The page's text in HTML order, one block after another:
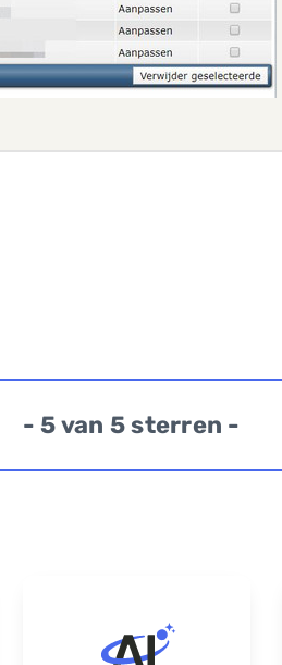
- 5 van 5 sterren -